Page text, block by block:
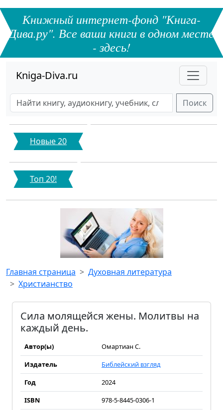
Книжный интернет-фонд "Книга-
Дива.ру". Все ваши книги в одном месте
- здесь!
Kniga-Diva.ru
Поиск
Новые 20
Топ 20!
Главная страница
Духовная литература
Христианство
Сила молящейся жены. Молитвы на
каждый день.
Автор(ы)
Омартиан С.
Издатель
Библейский взгляд
Год
2024
ISBN
978-5-8445-0306-1